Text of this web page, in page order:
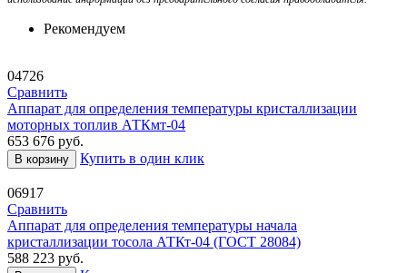
Рекомендуем
04726
Сравнить
Аппарат для определения температуры кристаллизации
моторных топлив АТКмт-04
653 676 руб.
В корзину Купить в один клик
06917
Сравнить
Аппарат для определения температуры начала
кристаллизации тосола АТКт-04 (ГОСТ 28084)
588 223 руб.